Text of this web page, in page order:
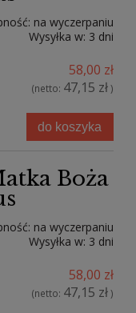
na wyczerpaniu
Wysyłka w: 3 dni
58,00 zł
(netto: 47,15 zł)
do koszyka
Boża
na wyczerpaniu
Wysyłka w: 3 dni
58,00 zł
(netto: 47,15 zł)